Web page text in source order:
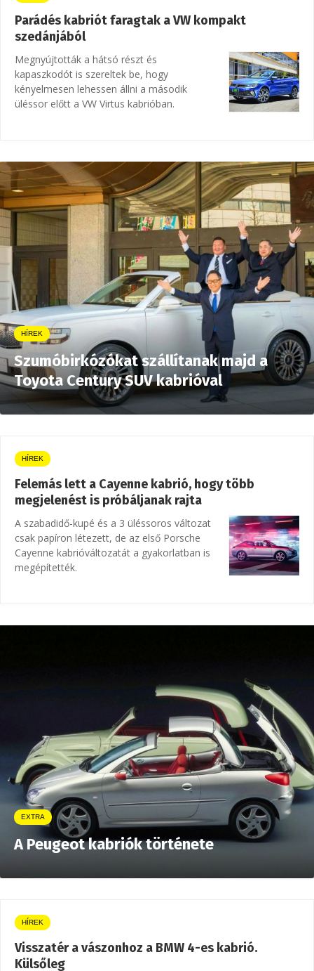
Parádés kabriót faragtak a VW kompakt
szedánjából
Megnyújtották a hátsó részt és
kapaszkodót is szereltek be, hogy
kényelmesen lehessen állni a második
üléssor előtt a VW Virtus kabrióban.
HÍREK
Szumóbirkózókat szállítanak majd a
Toyota Century SUV kabrióval
HÍREK
Felemás lett a Cayenne kabrió, hogy több
megjelenést is próbáljanak rajta
A szabadidő-kupé és a 3 üléssoros változat
csak papíron létezett, de az első Porsche
Cayenne kabrióváltozatát a gyakorlatban is
megépítették.
EXTRA
A Peugeot kabriók története
HÍREK
Visszatér a vászonhoz a BMW 4-es kabrió.
Külsőleg